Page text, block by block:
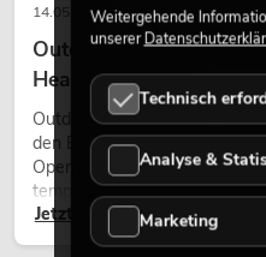
14.05.2026
Outdoor Moving-
Heads bei Events
Outdoor Moving-Heads sind
den Einsatz im Freien. Sie
Open-Air-Konzerten,
temporären
Jetzt lesen
Weitergehende
unserer
Technisch
Analyse &
Marketing